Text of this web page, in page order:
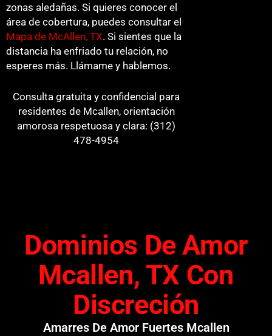
zonas aledañas. Si quieres conocer el
área de cobertura, puedes consultar el
Mapa de McAllen, TX. Si sientes que la
distancia ha enfriado tu relación, no
esperes más. Llámame y hablemos.
Consulta gratuita y confidencial para
residentes de Mcallen, orientación
amorosa respetuosa y clara: (312)
478-4954
Dominios De Amor
Mcallen, TX Con
Discreción
Amarres De Amor Fuertes Mcallen